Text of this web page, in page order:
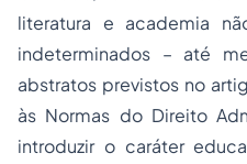
literatura e academia
indeterminados – até
abstratos previstos no
às Normas do Direito
introduzir o caráter